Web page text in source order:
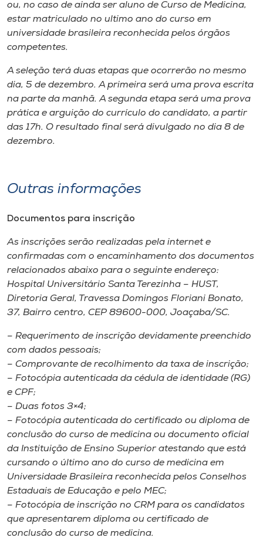
Selecione
o idioma
A+
A-
ou, no caso de ainda ser aluno de Curso de Medicina,
estar matriculado no ultimo ano do curso em
universidade brasileira reconhecida pelos órgãos
competentes.
A seleção terá duas etapas que ocorrerão no mesmo
dia, 5 de dezembro. A primeira será uma prova escrita
na parte da manhã. A segunda etapa será uma prova
prática e arguição do currículo do candidato, a partir
das 17h. O resultado final será divulgado no dia 8 de
dezembro.
Outras informações
Documentos para inscrição
As inscrições serão realizadas pela internet e
confirmadas com o encaminhamento dos documentos
relacionados abaixo para o seguinte endereço:
Hospital Universitário Santa Terezinha – HUST,
Diretoria Geral, Travessa Domingos Floriani Bonato,
37, Bairro centro, CEP 89600-000, Joaçaba/SC.
– Requerimento de inscrição devidamente preenchido
com dados pessoais;
– Comprovante de recolhimento da taxa de inscrição;
– Fotocópia autenticada da cédula de identidade (RG)
e CPF;
– Duas fotos 3×4;
– Fotocópia autenticada do certificado ou diploma de
conclusão do curso de medicina ou documento oficial
da Instituição de Ensino Superior atestando que está
cursando o último ano do curso de medicina em
Universidade Brasileira reconhecida pelos Conselhos
Estaduais de Educação e pelo MEC;
– Fotocópia de inscrição no CRM para os candidatos
que apresentarem diploma ou certificado de
conclusão do curso de medicina.